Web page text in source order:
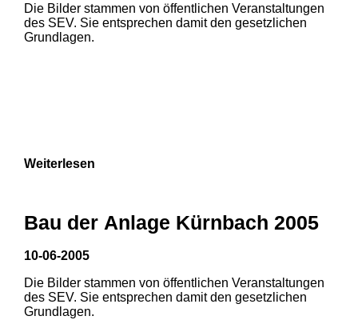
1 2 3
1 2
3
Die Bilder stammen von öffentlichen Veranstaltungen
des SEV. Sie entsprechen damit den gesetzlichen
Grundlagen.
Weiterlesen
Bau der Anlage Kürnbach 2005
10-06-2005
Die Bilder stammen von öffentlichen Veranstaltungen
des SEV. Sie entsprechen damit den gesetzlichen
Grundlagen.